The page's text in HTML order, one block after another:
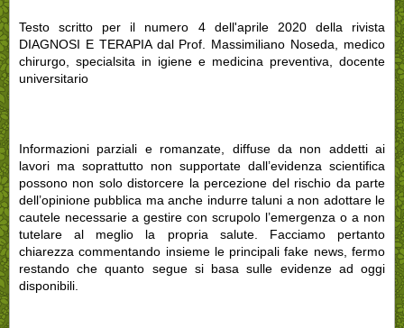
Testo scritto per il numero 4 dell'aprile 2020 della rivista
DIAGNOSI E TERAPIA dal Prof. Massimiliano Noseda, medico
chirurgo, specialsita in igiene e medicina preventiva, docente
universitario
Informazioni parziali e romanzate, diffuse da non addetti ai
lavori ma soprattutto non supportate dall’evidenza scientifica
possono non solo distorcere la percezione del rischio da parte
dell’opinione pubblica ma anche indurre taluni a non adottare le
cautele necessarie a gestire con scrupolo l’emergenza o a non
tutelare al meglio la propria salute. Facciamo pertanto
chiarezza commentando insieme le principali fake news, fermo
restando che quanto segue si basa sulle evidenze ad oggi
disponibili.